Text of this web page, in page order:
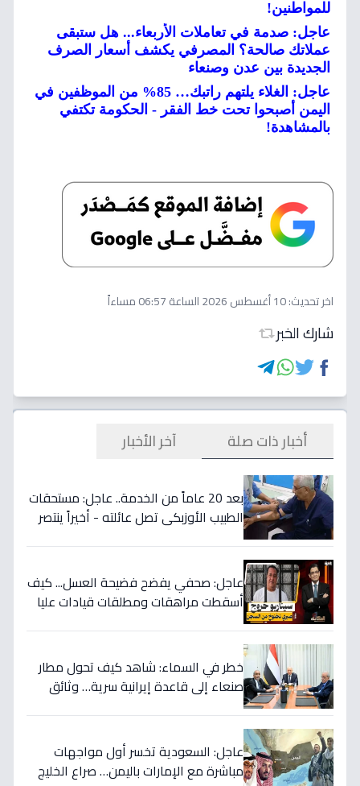
للمواطنين!
عاجل: صدمة في تعاملات الأربعاء... هل ستبقى
عملاتك صالحة؟ المصرفي يكشف أسعار الصرف
الجديدة بين عدن وصنعاء
عاجل: الغلاء يلتهم راتبك… 85% من الموظفين في
اليمن أصبحوا تحت خط الفقر - الحكومة تكتفي
بالمشاهدة!
اخر تحديث:10 أغسطس 2026 الساعة 06:57 مساءاً
شارك الخبر
أخبار ذات صلة آخر الأخبار
بعد 20 عاماً من الخدمة.. عاجل: مستحقات
الطبيب الأوزبكي تصل عائلته - أخيراً ينتصر
عاجل: صحفي يفضح فضيحة العسل... كيف
أسقطت مراهقات ومطلقات قيادات عليا
خطر في السماء: شاهد كيف تحول مطار
صنعاء إلى قاعدة إيرانية سرية… وثائق
عاجل: السعودية تخسر أول مواجهات
مباشرة مع الإمارات باليمن… صراع الخليج